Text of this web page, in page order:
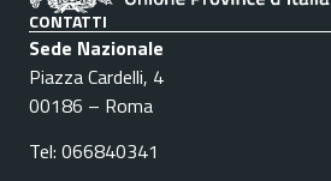
CONTATTI
Sede Nazionale
Piazza Cardelli, 4
00186 – Roma
Tel: 066840341